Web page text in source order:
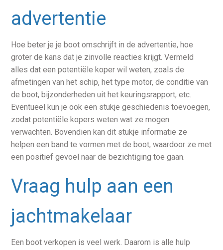
advertentie
Hoe beter je je boot omschrijft in de advertentie, hoe
groter de kans dat je zinvolle reacties krijgt. Vermeld
alles dat een potentiële koper wil weten, zoals de
afmetingen van het schip, het type motor, de conditie van
de boot, bijzonderheden uit het keuringsrapport, etc.
Eventueel kun je ook een stukje geschiedenis toevoegen,
zodat potentiële kopers weten wat ze mogen
verwachten. Bovendien kan dit stukje informatie ze
helpen een band te vormen met de boot, waardoor ze met
een positief gevoel naar de bezichtiging toe gaan.
Vraag hulp aan een
jachtmakelaar
Een boot verkopen is veel werk. Daarom is alle hulp